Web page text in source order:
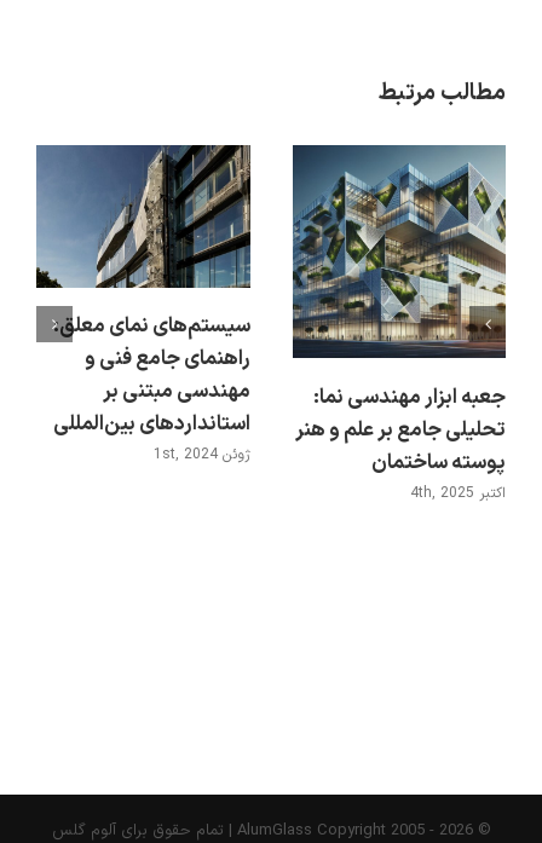
مطالب مرتبط
جعبه ابزار مهندسی نما:
تحلیلی جامع بر علم و هنر
پوسته ساختمان
اکتبر 4th, 2025
سیستم‌های نمای معلق:
راهنمای جامع فنی و
مهندسی مبتنی بر
استانداردهای بین‌المللی
ژوئن 1st, 2024
© AlumGlass Copyright 2005 - 2026 | تمام حقوق برای آلوم گلس